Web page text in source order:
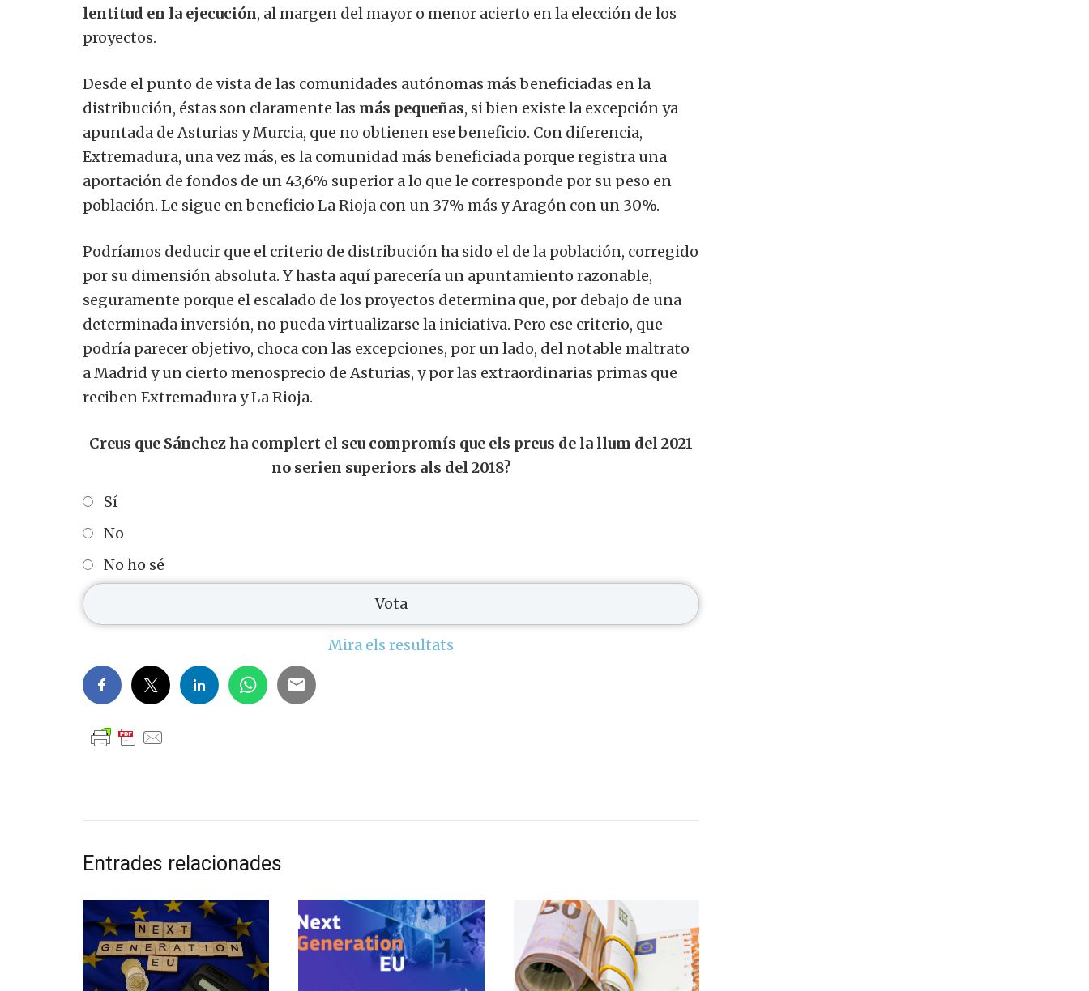
lentitud en la ejecución, al margen del mayor o menor acierto en la elección de los
proyectos.
Desde el punto de vista de las comunidades autónomas más beneficiadas en la
distribución, éstas son claramente las más pequeñas, si bien existe la excepción ya
apuntada de Asturias y Murcia, que no obtienen ese beneficio. Con diferencia,
Extremadura, una vez más, es la comunidad más beneficiada porque registra una
aportación de fondos de un 43,6% superior a lo que le corresponde por su peso en
población. Le sigue en beneficio La Rioja con un 37% más y Aragón con un 30%.
Podríamos deducir que el criterio de distribución ha sido el de la población, corregido
por su dimensión absoluta. Y hasta aquí parecería un apuntamiento razonable,
seguramente porque el escalado de los proyectos determina que, por debajo de una
determinada inversión, no pueda virtualizarse la iniciativa. Pero ese criterio, que
podría parecer objetivo, choca con las excepciones, por un lado, del notable maltrato
a Madrid y un cierto menosprecio de Asturias, y por las extraordinarias primas que
reciben Extremadura y La Rioja.
Creus que Sánchez ha complert el seu compromís que els preus de la llum del 2021
no serien superiors als del 2018?
Sí
No
No ho sé
Mira els resultats
Entrades relacionades